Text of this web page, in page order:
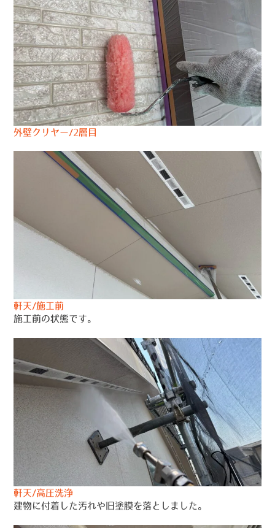
外壁クリヤー/2層目
軒天/施工前
施工前の状態です。
軒天/高圧洗浄
建物に付着した汚れや旧塗膜を落としました。